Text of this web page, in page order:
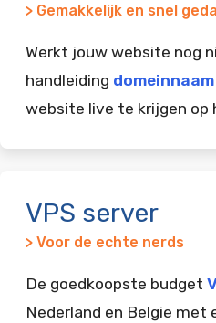
> Gemakkelijk en snel
Werkt jouw website nog
handleiding
website live te krijgen op
VPS server
> Voor de echte nerds
De goedkoopste budget
Nederland en Belgie met